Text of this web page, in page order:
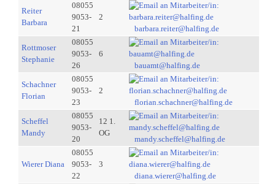
Reiter
Barbara
08055
9053-
21
2
barbara.reiter@halfing.de
Rottmoser
Stephanie
08055
9053-
26
6
bauamt@halfing.de
Schachner
Florian
08055
9053-
23
2
florian.schachner@halfing.de
Scheffel
Mandy
08055
9053-
20
12 1.
OG
mandy.scheffel@halfing.de
Wierer Diana
08055
9053-
22
3
diana.wierer@halfing.de